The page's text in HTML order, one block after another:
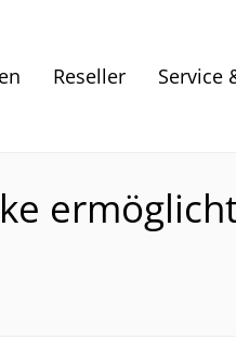
Reseller Service